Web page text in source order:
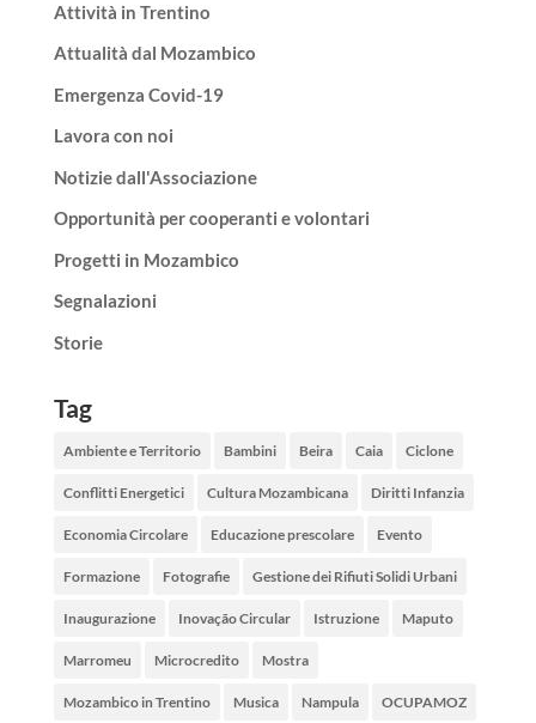
Attività in Trentino
Attualità dal Mozambico
Emergenza Covid-19
Lavora con noi
Notizie dall'Associazione
Opportunità per cooperanti e volontari
Progetti in Mozambico
Segnalazioni
Storie
Tag
Ambiente e Territorio Bambini Beira Caia Ciclone
Conflitti Energetici Cultura Mozambicana Diritti Infanzia
Economia Circolare Educazione prescolare Evento
Formazione Fotografie Gestione dei Rifiuti Solidi Urbani
Inaugurazione Inovação Circular Istruzione Maputo
Marromeu Microcredito Mostra
Mozambico in Trentino Musica Nampula OCUPAMOZ